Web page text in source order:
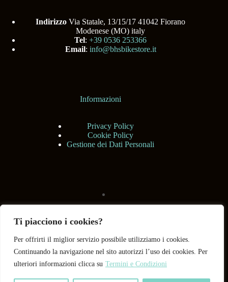
Ti piacciono i cookies?
Per offrirti il miglior servizio possibile utilizziamo i cookies.
Continuando la navigazione nel sito autorizzi l’uso dei cookies. Per
ulteriori informazioni clicca su Termini e Condizioni
Indirizzo Via Statale, 13/15/17 41042 Fiorano
Modenese (MO) italy
Tel:+39 0536 253366
Email: info@bhsbikestore.it
Informazioni
Privacy Policy
Cookie Policy
Gestione dei Dati Personali